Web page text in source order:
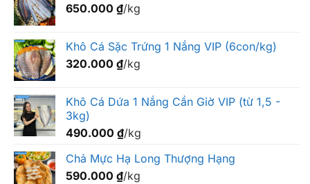
650.000 ₫/kg
Khô Cá Sặc Trứng 1 Nắng VIP (6con/kg)
320.000 ₫/kg
Khô Cá Dứa 1 Nắng Cần Giờ VIP (từ 1,5 -
3kg)
490.000 ₫/kg
Chả Mực Hạ Long Thượng Hạng
590.000 ₫/kg